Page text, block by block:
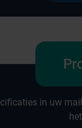
in uw